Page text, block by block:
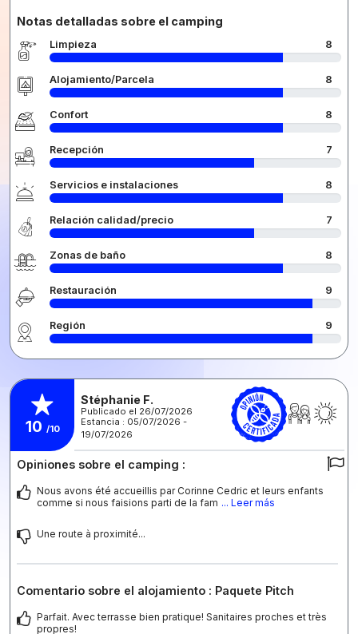
Notas detalladas sobre el camping
Limpieza 8
Alojamiento/Parcela 8
Confort 8
Recepción 7
Servicios e instalaciones 8
Relación calidad/precio 7
Zonas de baño 8
Restauración 9
Región 9
10 /10
Stéphanie F.
Publicado el 26/07/2026
Estancia : 05/07/2026 -
19/07/2026
Opiniones sobre el camping :
Nous avons été accueillis par Corinne Cedric et leurs enfants
comme si nous faisions parti de la fam ... Leer más
Une route à proximité...
Comentario sobre el alojamiento : Paquete Pitch
Parfait. Avec terrasse bien pratique! Sanitaires proches et très
propres!